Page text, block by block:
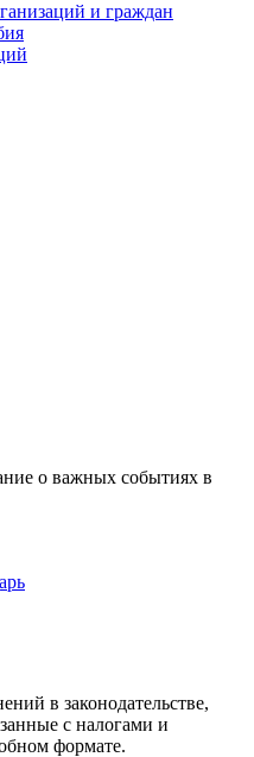
и граждан
о важных событиях в
в законодательстве,
с налогами и
формате.